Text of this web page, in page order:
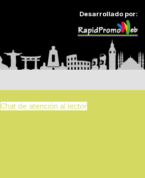
Desarrollado por:
Chat de atención al lector